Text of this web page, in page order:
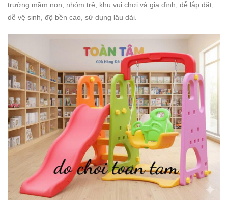
trường mầm non, nhóm trẻ, khu vui chơi và gia đình, dễ lắp đặt,
dễ vệ sinh, độ bền cao, sử dụng lâu dài.